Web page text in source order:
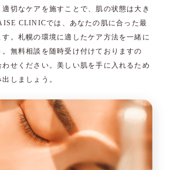
切なケアを施すことで、肌の状態は大き
CLINICでは、あなたの肌に合った最
。札幌の環境に適したケア方法を一緒に
無料相談を随時受け付けておりますの
せください。美しい肌を手に入れるため
しましょう。